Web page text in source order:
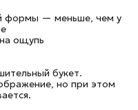
формы — меньше, чем у
ощупь
букет.
но при этом